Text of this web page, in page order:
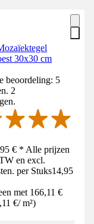
30x30 cm
beoordeling: 5
2
€ * Alle prijzen
en excl.
per Stuks14,95
met 166,11 €
€/ m²)